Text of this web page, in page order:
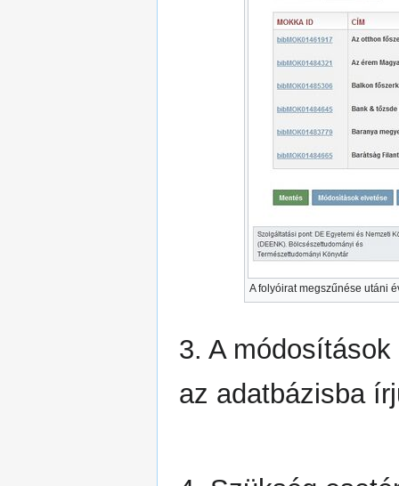
A folyóirat megszűnése utáni
3. A
az adatbázisba